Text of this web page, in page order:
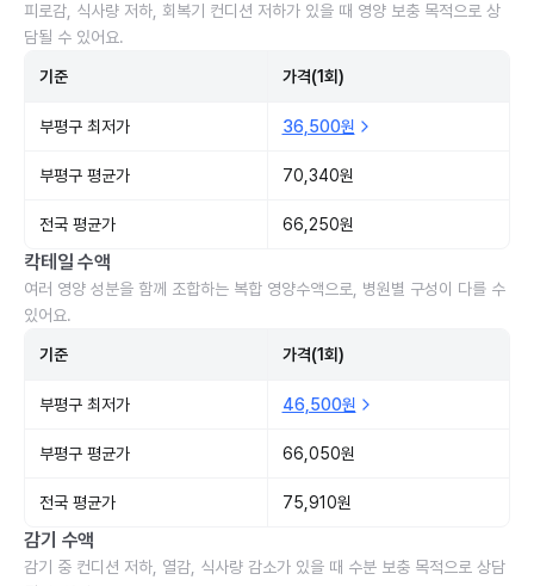
피로감, 식사량 저하, 회복기 컨디션 저하가 있을 때 영양 보충 목적으로 상
담될 수 있어요.
기준 가격(1회)
부평구 최저가 36,500원
부평구 평균가 70,340원
전국 평균가 66,250원
칵테일 수액
여러 영양 성분을 함께 조합하는 복합 영양수액으로, 병원별 구성이 다를 수
있어요.
기준 가격(1회)
부평구 최저가 46,500원
부평구 평균가 66,050원
전국 평균가 75,910원
감기 수액
감기 중 컨디션 저하, 열감, 식사량 감소가 있을 때 수분 보충 목적으로 상담